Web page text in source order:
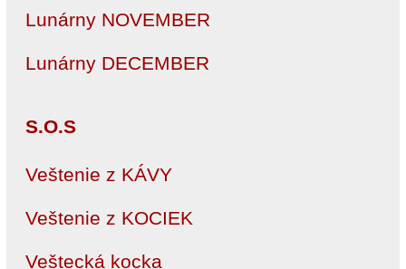
Lunárny NOVEMBER
Lunárny DECEMBER
S.O.S
Veštenie z KÁVY
Veštenie z KOCIEK
Veštecká kocka